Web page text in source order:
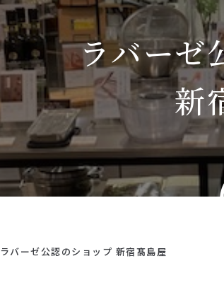
ラバーゼ
新
ラバーゼ公認のショップ 新宿髙島屋